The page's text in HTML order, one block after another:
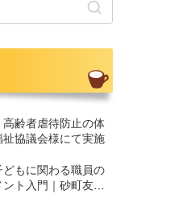
齢者虐待防止の体
協議会様にて実施
もに関わる職員の
ト入門｜砂町友愛